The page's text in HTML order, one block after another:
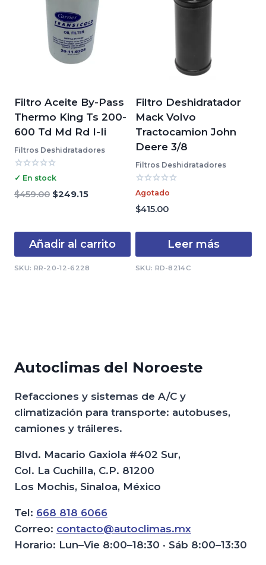
Filtro Aceite By-Pass
Thermo King Ts 200-
600 Td Md Rd I-Ii
Filtros Deshidratadores
Valorado
0
de
✓ En stock
$459.00 El
era:
$459.00.
$249.15El
es:
$249.15.
Añadir al carrito
SKU: RR-20-12-6228
Filtro Deshidratador
Mack Volvo
Tractocamion John
Deere 3/8
Filtros Deshidratadores
Valorado
con
0
de
Agotado
$415.00
Leer más
SKU: RD-8214C
Autoclimas del Noroeste
Refacciones y sistemas de A/C y
climatización para transporte: autobuses,
camiones y tráileres.
Blvd. Macario Gaxiola #402 Sur,
Col. La Cuchilla, C.P. 81200
Los Mochis, Sinaloa, México
Tel: 668 818 6066
Correo: contacto@autoclimas.mx
Horario: Lun–Vie 8:00–18:30 · Sáb 8:00–13:30